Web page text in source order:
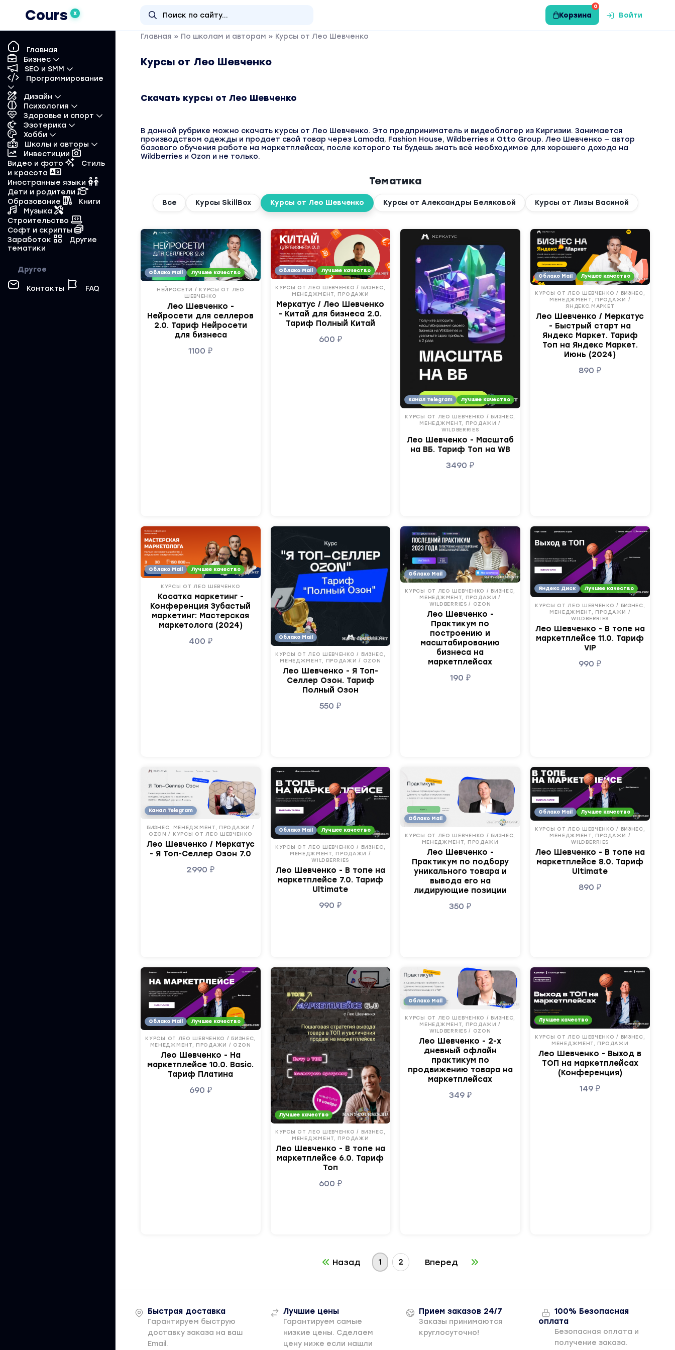
Cours X
0
Корзина Войти
Главная
Бизнес
SEO и SMM
Программирование
Дизайн
Психология
Здоровье и спорт
Эзотерика
Хобби
Школы и авторы
Инвестиции
Видео и фото
Стиль
и красота
Иностранные языки
Дети и родители
Образование
Книги
Музыка
Строительство
Софт и скрипты
Заработок
Другие
тематики
Другое
Контакты FAQ
Главная » По школам и авторам » Курсы от Лео Шевченко
Курсы от Лео Шевченко
Скачать курсы от Лео Шевченко
В данной рубрике можно скачать курсы от Лео Шевченко. Это предприниматель и видеоблогер из Киргизии. Занимается
производством одежды и продает свой товар через Lamoda, Fashion House, Wildberries и Otto Group. Лео Шевченко — автор
базового обучения работе на маркетплейсах, после которого ты будешь знать всё необходимое для хорошего дохода на
Wildberries и Ozon и не только.
Тематика
Все Курсы SkillBox Курсы от Лео Шевченко Курсы от Александры Беляковой Курсы от Лизы Васиной
Облако Mail Лучшее качество
НЕЙРОСЕТИ / КУРСЫ ОТ ЛЕО
ШЕВЧЕНКО
Лео Шевченко -
Нейросети для селлеров
2.0. Тариф Нейросети
для бизнеса
1100₽
Облако Mail Лучшее качество
КУРСЫ ОТ ЛЕО ШЕВЧЕНКО / БИЗНЕС,
МЕНЕДЖМЕНТ, ПРОДАЖИ
Меркатус / Лео Шевченко
- Китай для бизнеса 2.0.
Тариф Полный Китай
600 ₽
Канал Telegram Лучшее качество
КУРСЫ ОТ ЛЕО ШЕВЧЕНКО / БИЗНЕС,
МЕНЕДЖМЕНТ, ПРОДАЖИ /
WILDBERRIES
Лео Шевченко - Масштаб
на ВБ. Тариф Топ на WB
3490₽
Облако Mail Лучшее качество
КУРСЫ ОТ ЛЕО ШЕВЧЕНКО / БИЗНЕС,
МЕНЕДЖМЕНТ, ПРОДАЖИ /
ЯНДЕКС.МАРКЕТ
Лео Шевченко / Меркатус
- Быстрый старт на
Яндекс Маркет. Тариф
Топ на Яндекс Маркет.
Июнь (2024)
890₽
Облако Mail Лучшее качество
КУРСЫ ОТ ЛЕО ШЕВЧЕНКО
Косатка маркетинг -
Конференция Зубастый
маркетинг: Мастерская
маркетолога (2024)
400 ₽ Облако Mail
КУРСЫ ОТ ЛЕО ШЕВЧЕНКО / БИЗНЕС,
МЕНЕДЖМЕНТ, ПРОДАЖИ / OZON
Лео Шевченко - Я Топ-
Селлер Озон. Тариф
Полный Озон
550₽
Облако Mail
КУРСЫ ОТ ЛЕО ШЕВЧЕНКО / БИЗНЕС,
МЕНЕДЖМЕНТ, ПРОДАЖИ /
WILDBERRIES / OZON
Лео Шевченко -
Практикум по
построению и
масштабированию
бизнеса на
маркетплейсах
190 ₽
Яндекс Диск Лучшее качество
КУРСЫ ОТ ЛЕО ШЕВЧЕНКО / БИЗНЕС,
МЕНЕДЖМЕНТ, ПРОДАЖИ /
WILDBERRIES
Лео Шевченко - В топе на
маркетплейсе 11.0. Тариф
VIP
990₽
Канал Telegram
БИЗНЕС, МЕНЕДЖМЕНТ, ПРОДАЖИ /
OZON / КУРСЫ ОТ ЛЕО ШЕВЧЕНКО
Лео Шевченко / Меркатус
- Я Топ-Селлер Озон 7.0
2990₽
Облако Mail Лучшее качество
КУРСЫ ОТ ЛЕО ШЕВЧЕНКО / БИЗНЕС,
МЕНЕДЖМЕНТ, ПРОДАЖИ /
WILDBERRIES
Лео Шевченко - В топе на
маркетплейсе 7.0. Тариф
Ultimate
990₽
Облако Mail
КУРСЫ ОТ ЛЕО ШЕВЧЕНКО / БИЗНЕС,
МЕНЕДЖМЕНТ, ПРОДАЖИ
Лео Шевченко -
Практикум по подбору
уникального товара и
вывода его на
лидирующие позиции
350₽
Облако Mail Лучшее качество
КУРСЫ ОТ ЛЕО ШЕВЧЕНКО / БИЗНЕС,
МЕНЕДЖМЕНТ, ПРОДАЖИ /
WILDBERRIES
Лео Шевченко - В топе на
маркетплейсе 8.0. Тариф
Ultimate
890₽
Облако Mail Лучшее качество
КУРСЫ ОТ ЛЕО ШЕВЧЕНКО / БИЗНЕС,
МЕНЕДЖМЕНТ, ПРОДАЖИ / OZON
Лео Шевченко - На
маркетплейсе 10.0. Basic.
Тариф Платина
690 ₽
Лучшее качество
КУРСЫ ОТ ЛЕО ШЕВЧЕНКО / БИЗНЕС,
МЕНЕДЖМЕНТ, ПРОДАЖИ
Лео Шевченко - В топе на
маркетплейсе 6.0. Тариф
Топ
600 ₽
Облако Mail
КУРСЫ ОТ ЛЕО ШЕВЧЕНКО / БИЗНЕС,
МЕНЕДЖМЕНТ, ПРОДАЖИ /
WILDBERRIES / OZON
Лео Шевченко - 2-х
дневный офлайн
практикум по
продвижению товара на
маркетплейсах
349 ₽
Лучшее качество
КУРСЫ ОТ ЛЕО ШЕВЧЕНКО / БИЗНЕС,
МЕНЕДЖМЕНТ, ПРОДАЖИ
Лео Шевченко - Выход в
ТОП на маркетплейсах
(Конференция)
149₽
Назад 1 2 Вперед
Быстрая доставка
Гарантируем быструю
доставку заказа на ваш
Email.
Лучшие цены
Гарантируем самые
низкие цены. Сделаем
цену ниже если нашли
Прием заказов 24/7
Заказы принимаются
круглосуточно!
100% Безопасная
оплата
Безопасная оплата и
получение заказа.